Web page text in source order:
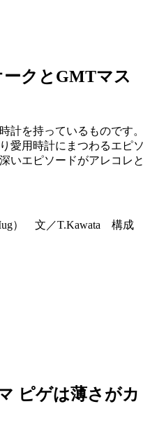
クとGMTマス
計を持っているものです。
愛用時計にまつわるエピソ
いエピソードがアレコレと
） 文／T.Kawata 構成
ピゲは薄さがカ